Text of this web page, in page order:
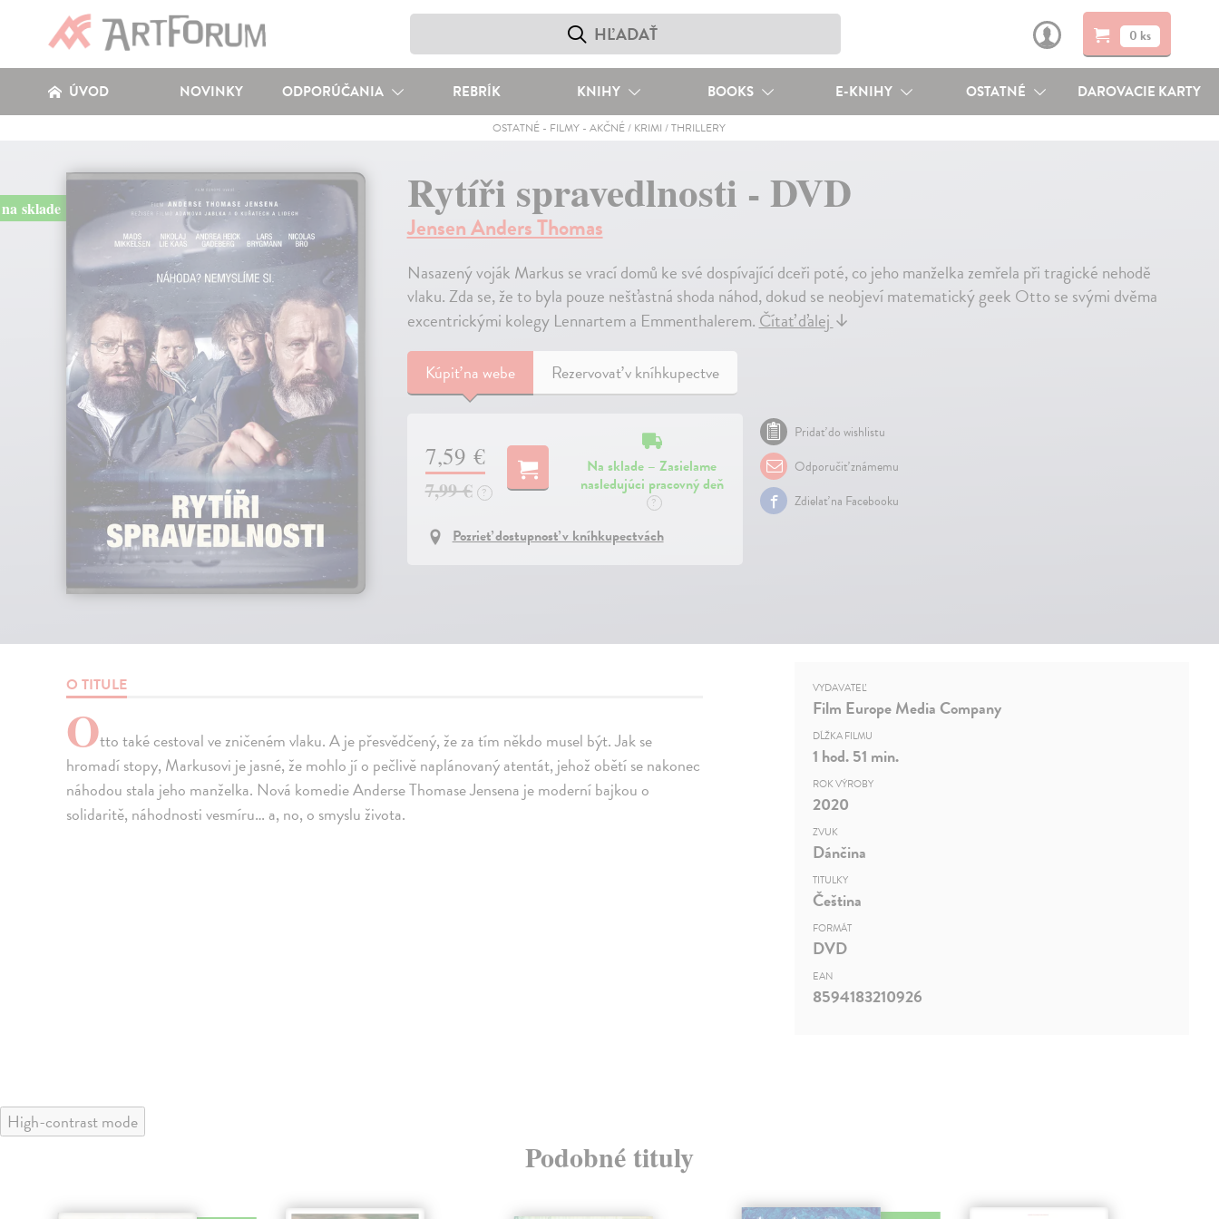
0 ks
ÚVOD NOVINKY ODPORÚČANIA REBRÍK KNIHY BOOKS E-KNIHY OSTATNÉ DAROVACIE KARTY
OSTATNÉ - FILMY -AKČNÉ / KRIMI / THRILLERY
na sklade Rytíři spravedlnosti - DVD
Jensen Anders Thomas
Nasazený voják Markus se vrací domů ke své dospívající dceři poté, co jeho manželka zemřela při tragické nehodě
vlaku. Zda se, že to byla pouze nešťastná shoda náhod, dokud se neobjeví matematický geek Otto se svými dvěma
excentrickými kolegy Lennartem a Emmenthalerem.Čítať ďalej↓
Kúpiťna webe Rezervovať v kníhkupectve
7,59 €
7,99 € ?
Na sklade – Zasielame
nasledujúci pracovný deň
?
Pozrieť dostupnosť v kníhkupectvách
Pridať do wishlistu
Odporučiť známemu
Zdielať na Facebooku
O TITULE
Otto také cestoval ve zničeném vlaku. A je přesvědčený, že za tím někdo musel být. Jak se
hromadí stopy, Markusovi je jasné, že mohlo jí o pečlivě naplánovaný atentát, jehož obětí se nakonec
náhodou stala jeho manželka. Nová komedie Anderse Thomase Jensena je moderní bajkou o
solidaritě, náhodnosti vesmíru… a, no, o smyslu života.
VYDAVATEĽ
Film Europe Media Company
DĹŽKA FILMU
1 hod. 51 min.
ROK VÝROBY
2020
ZVUK
Dánčina
TITULKY
Čeština
FORMÁT
DVD
EAN
8594183210926
High-contrast mode
Podobné tituly